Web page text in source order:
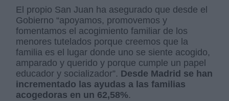
El propio San Juan ha asegurado que desde el
Gobierno “apoyamos, promovemos y
fomentamos el acogimiento familiar de los
menores tutelados porque creemos que la
familia es el lugar donde uno se siente acogido,
amparado y querido y porque cumple un papel
educador y socializador”. Desde Madrid se han
incrementado las ayudas a las familias
acogedoras en un 62,58%.